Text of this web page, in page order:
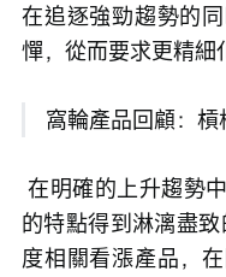
在追逐強勁趨勢的
憚，從而要求更精細
窩輪產品回顧：
在明確的上升趨勢中，衍生工具提升資金使用效率
的特點得到淋漓盡
度相關看漲產品，